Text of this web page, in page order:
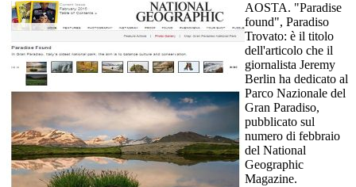
AOSTA. "Paradise
found", Paradiso
Trovato: è il titolo
dell'articolo che il
giornalista Jeremy
Berlin ha dedicato al
Parco Nazionale del
Gran Paradiso,
pubblicato sul
numero di febbraio
del National
Geographic
Magazine.